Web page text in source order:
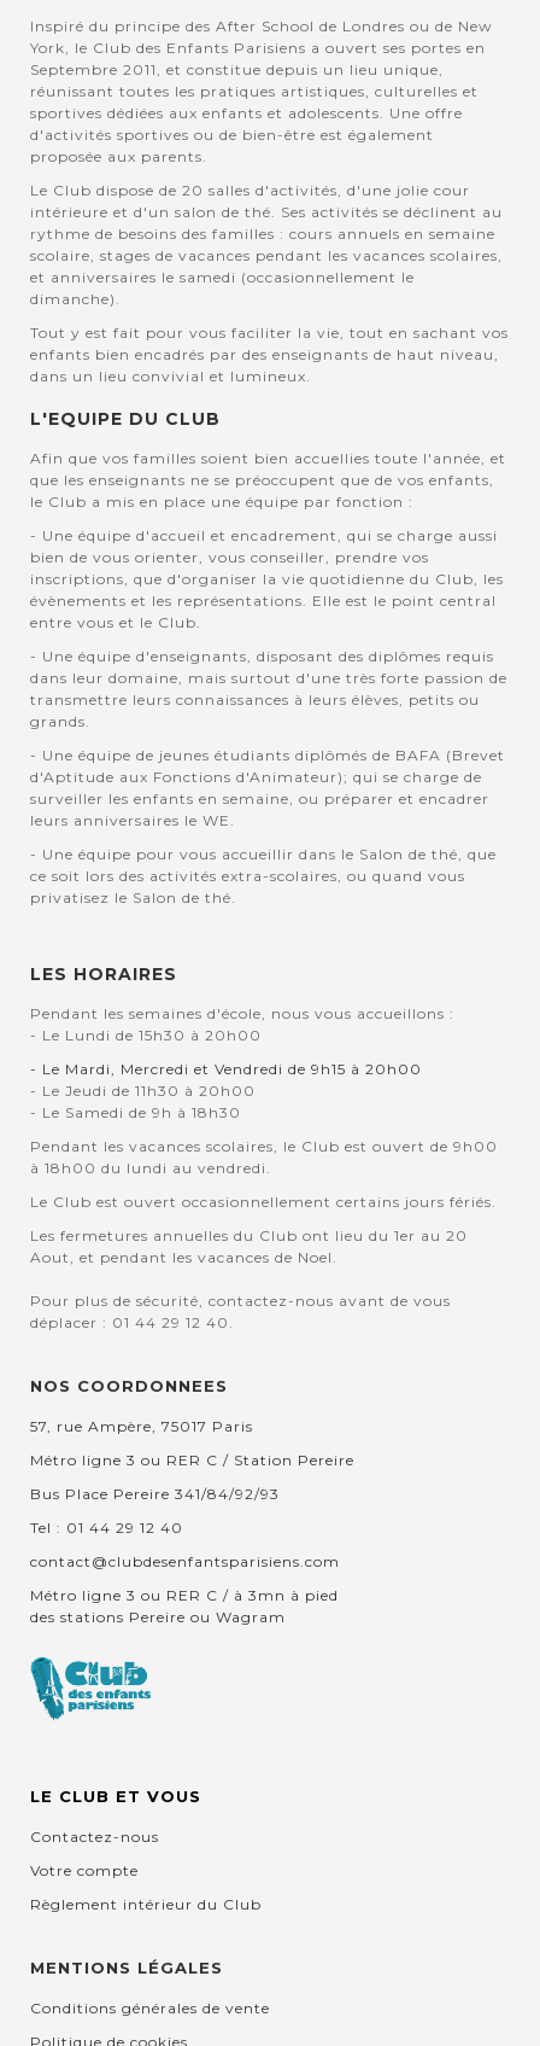
Inspiré du principe des After School de Londres ou de New
York, le Club des Enfants Parisiens a ouvert ses portes en
Septembre 2011, et constitue depuis un lieu unique,
réunissant toutes les pratiques artistiques, culturelles et
sportives dédiées aux enfants et adolescents. Une offre
d'activités sportives ou de bien-être est également
proposée aux parents.
Le Club dispose de 20 salles d'activités, d'une jolie cour
intérieure et d'un salon de thé. Ses activités se déclinent au
rythme de besoins des familles : cours annuels en semaine
scolaire, stages de vacances pendant les vacances scolaires,
et anniversaires le samedi (occasionnellement le
dimanche).
Tout y est fait pour vous faciliter la vie, tout en sachant vos
enfants bien encadrés par des enseignants de haut niveau,
dans un lieu convivial et lumineux.
L'EQUIPE DU CLUB
Afin que vos familles soient bien accuellies toute l'année, et
que les enseignants ne se préoccupent que de vos enfants,
le Club a mis en place une équipe par fonction :
- Une équipe d'accueil et encadrement, qui se charge aussi
bien de vous orienter, vous conseiller, prendre vos
inscriptions, que d'organiser la vie quotidienne du Club, les
évènements et les représentations. Elle est le point central
entre vous et le Club.
- Une équipe d'enseignants, disposant des diplômes requis
dans leur domaine, mais surtout d'une très forte passion de
transmettre leurs connaissances à leurs élèves, petits ou
grands.
- Une équipe de jeunes étudiants diplômés de BAFA (Brevet
d'Aptitude aux Fonctions d'Animateur); qui se charge de
surveiller les enfants en semaine, ou préparer et encadrer
leurs anniversaires le WE.
- Une équipe pour vous accueillir dans le Salon de thé, que
ce soit lors des activités extra-scolaires, ou quand vous
privatisez le Salon de thé.
LES HORAIRES
Pendant les semaines d'école, nous vous accueillons :
- Le Lundi de 15h30 à 20h00
- Le Mardi, Mercredi et Vendredi de 9h15 à 20h00
- Le Jeudi de 11h30 à 20h00
- Le Samedi de 9h à 18h30
Pendant les vacances scolaires, le Club est ouvert de 9h00
à 18h00 du lundi au vendredi.
Le Club est ouvert occasionnellement certains jours fériés.
Les fermetures annuelles du Club ont lieu du 1er au 20
Aout, et pendant les vacances de Noel.
Pour plus de sécurité, contactez-nous avant de vous
déplacer : 01 44 29 12 40.
NOS COORDONNEES
57, rue Ampère, 75017 Paris
Métro ligne 3 ou RER C / Station Pereire
Bus Place Pereire 341/84/92/93
Tel : 01 44 29 12 40
contact@clubdesenfantsparisiens.com
Métro ligne 3 ou RER C / à 3mn à pied
des stations Pereire ou Wagram
LE CLUB ET VOUS
Contactez-nous
Votre compte
Règlement intérieur du Club
MENTIONS LÉGALES
Conditions générales de vente
Politique de cookies